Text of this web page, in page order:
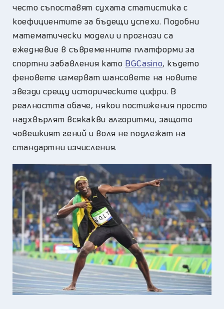
често съпоставят сухата статистика с
коефициентите за бъдещи успехи. Подобни
математически модели и прогнози са
ежедневие в съвременните платформи за
спортни забавления като BGCasino, където
феновете измерват шансовете на новите
звезди срещу историческите цифри. В
реалността обаче, някои постижения просто
надхвърлят всякакви алгоритми, защото
човешкият гений и воля не подлежат на
стандартни изчисления.